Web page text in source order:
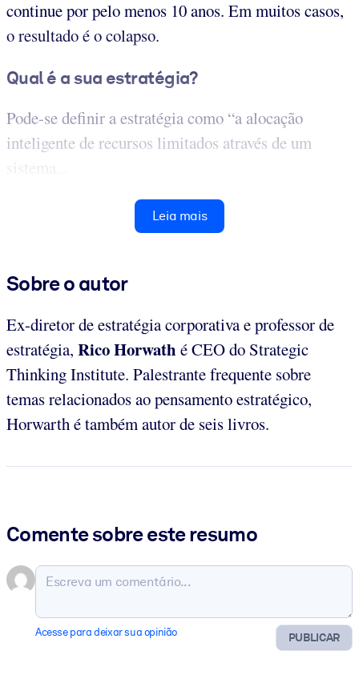
continue por pelo menos 10 anos. Em muitos casos,
o resultado é o colapso.
Qual é a sua estratégia?
Pode-se definir a estratégia como “a alocação
inteligente de recursos limitados através de um
sistema...
Leia mais
Sobre o autor
Ex-diretor de estratégia corporativa e professor de
estratégia, Rico Horwath é CEO do Strategic
Thinking Institute. Palestrante frequente sobre
temas relacionados ao pensamento estratégico,
Horwarth é também autor de seis livros.
Comente sobre este resumo
PUBLICAR
Acesse para deixar sua opinião